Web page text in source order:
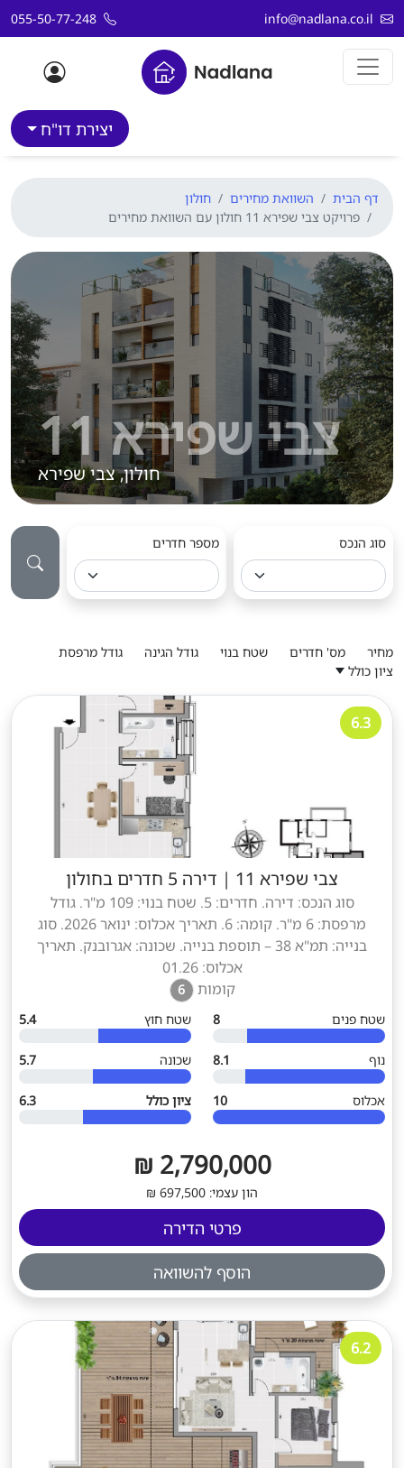
דלג לתוכן
info@nadlana.co.il
055-50-77-248
יצירת דו"ח
דף הבית השוואת מחירים
חולון
פרויקט צבי שפירא 11 חולון עם השוואת מחירים
צבי שפירא 11
חולון, צבי שפירא
סוג הנכס מספר חדרים
מחיר מס' חדרים שטח בנוי גודל הגינה
גודל מרפסת
ציון כולל
6.3
צבי שפירא 11 | דירה 5 חדרים בחולון
סוג הנכס: דירה. חדרים: 5. שטח בנוי: 109 מ"ר. גודל
מרפסת: 6 מ"ר. קומה: 6. תאריך אכלוס: ינואר 2026. סוג
בנייה: תמ"א 38 – תוספת בנייה. שכונה: אגרובנק. תאריך
אכלוס: 01.26
קומות
6
שטח פנים
8 שטח חוץ 5.4
נוף 8.1 שכונה 5.7
אכלוס 10 ציון כולל 6.3
2,790,000 ₪
הון עצמי: 697,500 ₪
פרטי הדירה
הוסף להשוואה
6.2